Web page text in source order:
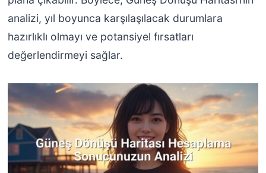
analizi, yıl boyunca karşılaşılacak durumlara
hazırlıklı olmayı ve potansiyel fırsatları
değerlendirmeyi sağlar.